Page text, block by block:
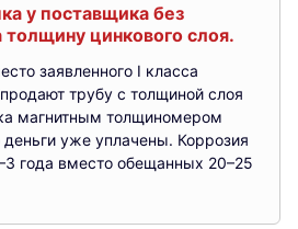
у поставщика без
толщину цинкового слоя.
заявленного I класса
трубу с толщиной слоя
магнитным толщиномером
уже уплачены. Коррозия
года вместо обещанных 20–25